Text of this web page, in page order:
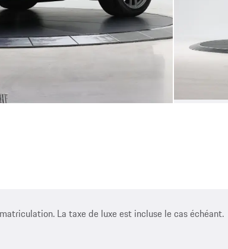
La taxe de luxe est incluse le cas échéant.